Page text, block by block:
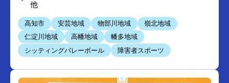
他
高知市 安芸地域 物部川地域
嶺北地域
仁淀川地域
高幡地域
幡多地域
シッティングバレーボール
障害者スポーツ